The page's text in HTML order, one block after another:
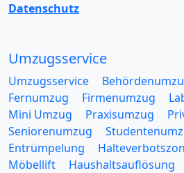
Datenschutz
Umzugsservice
Umzugsservice
Fernumzug
Firmenumzug
Mini Umzug
Praxisumzug
Seniorenumzug
Entrümpelung
Möbellift
Haushaltsauflösung